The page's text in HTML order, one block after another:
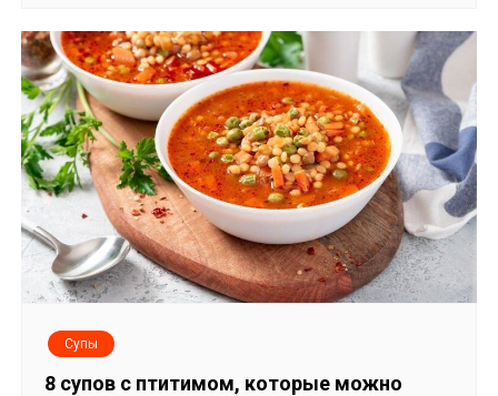
Супы
8 супов с птитимом, которые можно